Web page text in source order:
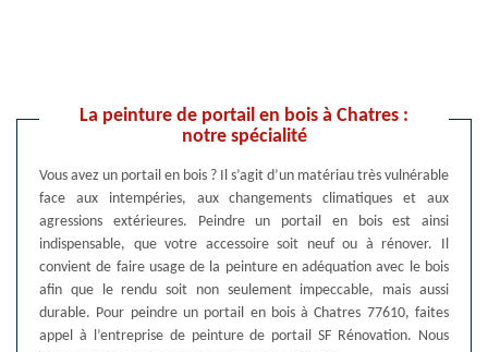
La peinture de portail en bois à Chatres :
notre spécialité
Vous avez un portail en bois ? Il s’agit d’un matériau très vulnérable
face aux intempéries, aux changements climatiques et aux
agressions extérieures. Peindre un portail en bois est ainsi
indispensable, que votre accessoire soit neuf ou à rénover. Il
convient de faire usage de la peinture en adéquation avec le bois
afin que le rendu soit non seulement impeccable, mais aussi
durable. Pour peindre un portail en bois à Chatres 77610, faites
appel à l’entreprise de peinture de portail SF Rénovation. Nous